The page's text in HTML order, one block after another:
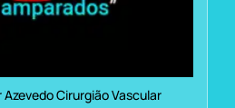
Cirurgião Vascular